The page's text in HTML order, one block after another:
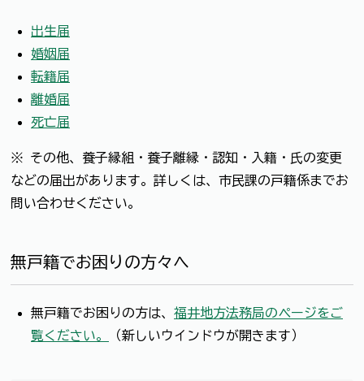
出生届
婚姻届
転籍届
離婚届
死亡届
※ その他、養子縁組・養子離縁・認知・入籍・氏の変更
などの届出があります。詳しくは、市民課の戸籍係までお
問い合わせください。
無戸籍でお困りの方々へ
無戸籍でお困りの方は、 福井地方法務局のページをご
覧ください。
（新しいウインドウが開きます）